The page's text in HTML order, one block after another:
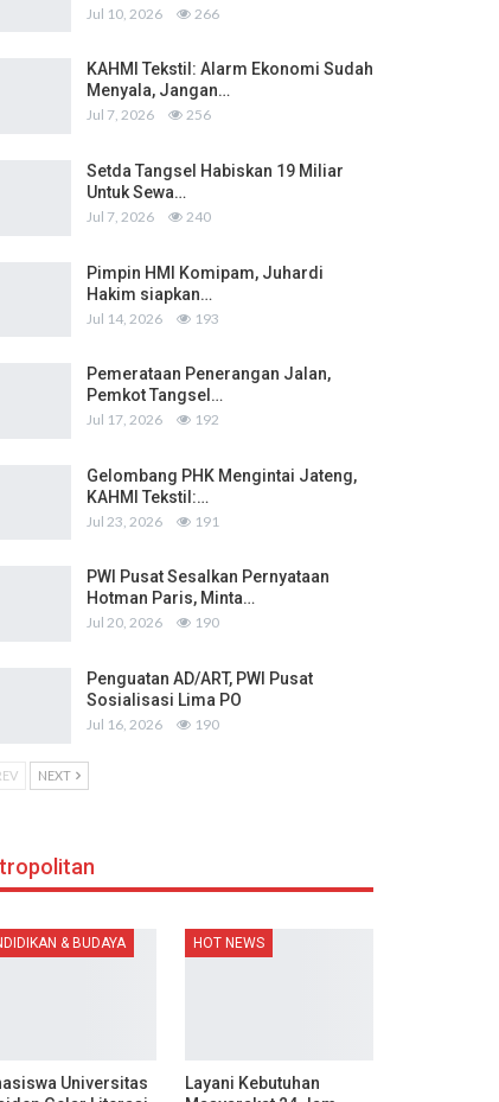
Jul 10, 2026 266
KAHMI Tekstil: Alarm Ekonomi Sudah
Menyala, Jangan…
Jul 7, 2026 256
Setda Tangsel Habiskan 19 Miliar
Untuk Sewa…
Jul 7, 2026 240
Pimpin HMI Komipam, Juhardi
Hakim siapkan…
Jul 14, 2026 193
Pemerataan Penerangan Jalan,
Pemkot Tangsel…
Jul 17, 2026 192
Gelombang PHK Mengintai Jateng,
KAHMI Tekstil:…
Jul 23, 2026 191
PWI Pusat Sesalkan Pernyataan
Hotman Paris, Minta…
Jul 20, 2026 190
Penguatan AD/ART, PWI Pusat
Sosialisasi Lima PO
Jul 16, 2026 190
NEXT
& BUDAYA
Universitas
HOT NEWS
Layani Kebutuhan